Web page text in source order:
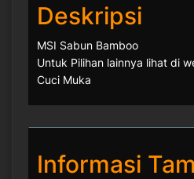
Deskripsi
MSI Sabun Bamboo
Untuk Pilihan lainnya lihat di
Cuci Muka
Informasi